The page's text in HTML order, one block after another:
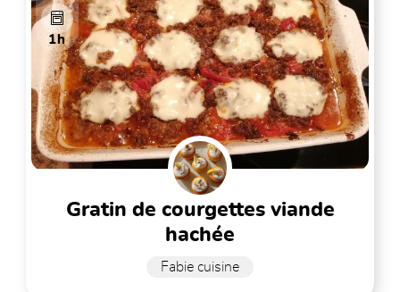
1h
gratin de courgettes viande
hachée
Fabie cuisine